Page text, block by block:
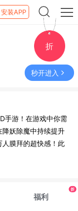
安装APP
折
秒开进入
手游！在游戏中你需
妖除魔中持续提升
人膜拜的超快感！此
里等着你！极品时
福利
折